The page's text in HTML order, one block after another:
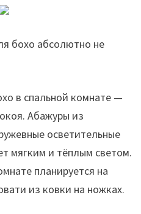
бохо абсолютно не
в спальной комнате —
Абажуры из
осветительные
мягким и тёплым светом.
планируется на
из ковки на ножках.